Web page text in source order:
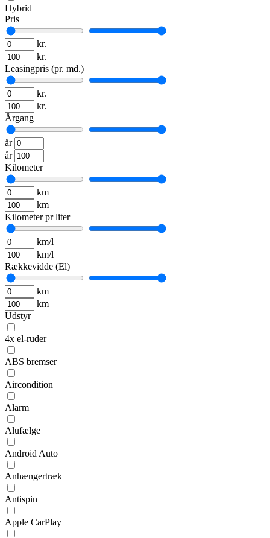
Hybrid
Pris
kr.
kr.
Leasingpris (pr. md.)
kr.
kr.
Årgang
år
år
Kilometer
km
km
Kilometer pr liter
km/l
km/l
Rækkevidde (El)
km
km
Udstyr
4x el-ruder
ABS bremser
Aircondition
Alarm
Alufælge
Android Auto
Anhængertræk
Antispin
Apple CarPlay